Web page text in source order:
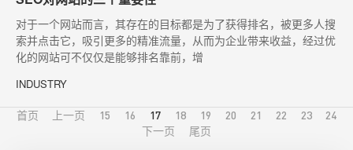
​对于一个网站而言，其存在的目标都是为了获得排名，被更多人搜
索并点击它，吸引更多的精准流量，从而为企业带来收益，经过优
化的网站可不仅仅是能够排名靠前，增
INDUSTRY
首页 上一页 15 16 17 18 19 20 21 22 23
24
下一页
尾页